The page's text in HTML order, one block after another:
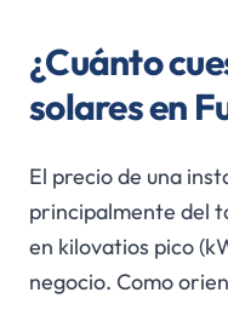
¿Cuánto
solares en
El precio de una
principalmente del
en kilovatios pico
negocio. Como